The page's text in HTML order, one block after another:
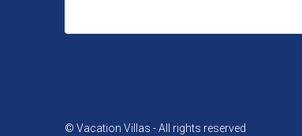
© Vacation Villas - All rights reserved